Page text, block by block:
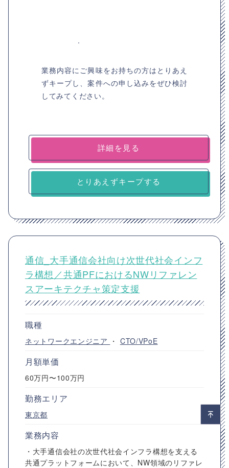
業務内容にご興味をお持ちの方はとりあえ
ずキープし、案件への申し込みをぜひ検討
してみてください。
詳細を見る
とりあえずキープする
通信_大手通信会社向け次世代社会インフ
ラ構想／共通PFにおけるNWリファレン
スアーキテクチャ策定支援
職種
ネットワークエンジニア ・ CTO/VPoE
月額単価
60万円〜100万円
勤務エリア
東京都
業務内容
・大手通信会社の次世代社会インフラ構想を支える
共通プラットフォームにおいて、NW領域のリファレ